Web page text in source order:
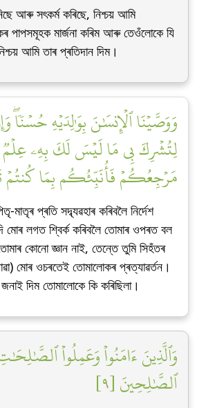
আৰু সৎকৰ্ম কৰিছে, নিশ্চয় আমি
পাপসমূহক মাৰ্জনা কৰিম আৰু তেওঁলোকে যি
আমি তাৰ প্ৰতিদান দিম।
وَوَصَّيۡنَا ٱلۡإِنسَٰنَ بِوَٰلِدَيۡهِ حُسۡنٗاۖ
لِتُشۡرِكَ بِي مَا لَيۡسَ لَكَ بِهِۦ عِلۡمٞ
مَرۡجِعُكُمۡ فَأُنَبِّئُكُم بِمَا كُنتُمۡ
প্ৰতি সদ্ব্যৱহাৰ কৰিবলৈ নিৰ্দেশ
মোৰ লগত শ্বিৰ্ক কৰিবলৈ তোমাৰ ওপৰত বল
কোনো জ্ঞান নাই, তেন্তে তুমি সিহঁতৰ
মোৰ ওচৰতেই তোমালোকৰ প্ৰত্যাৱৰ্তন।
দিম তোমালোকে কি কৰিছিলা।
وَٱلَّذِينَ ءَامَنُواْ وَعَمِلُواْ
ٱلصَّٰلِحِينَ [٩]